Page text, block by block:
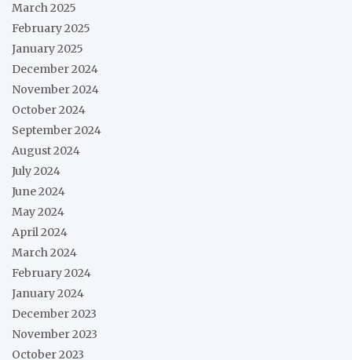
March 2025
February 2025
January 2025
December 2024
November 2024
October 2024
September 2024
August 2024
July 2024
June 2024
May 2024
April 2024
March 2024
February 2024
January 2024
December 2023
November 2023
October 2023